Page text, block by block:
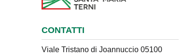
CONTATTI
Viale Tristano di Joannuccio 05100